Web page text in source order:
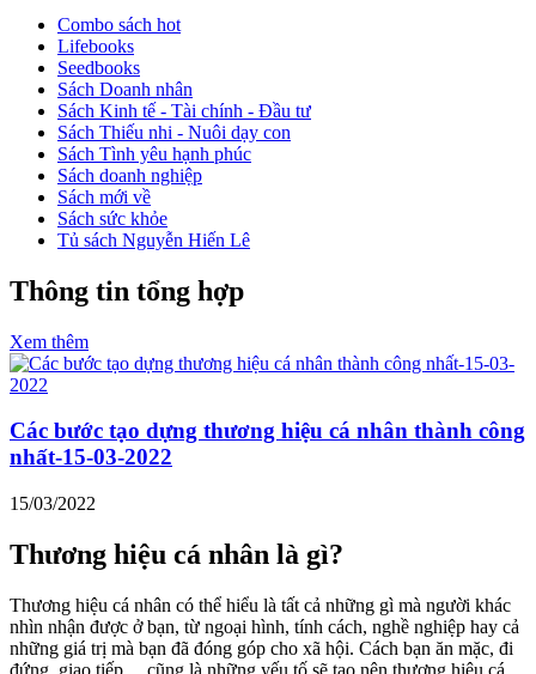
Combo sách hot
Lifebooks
Seedbooks
Sách Doanh nhân
Sách Kinh tế - Tài chính - Đầu tư
Sách Thiếu nhi - Nuôi dạy con
Sách Tình yêu hạnh phúc
Sách doanh nghiệp
Sách mới về
Sách sức khỏe
Tủ sách Nguyễn Hiến Lê
Thông tin tổng hợp
Xem thêm
Các bước tạo dựng thương hiệu cá nhân thành công
nhất-15-03-2022
15/03/2022
Thương hiệu cá nhân là gì?
Thương hiệu cá nhân có thể hiểu là tất cả những gì mà người khác
nhìn nhận được ở bạn, từ ngoại hình, tính cách, nghề nghiệp hay cả
những giá trị mà bạn đã đóng góp cho xã hội. Cách bạn ăn mặc, đi
đứng, giao tiếp… cũng là những yếu tố sẽ tạo nên thương hiệu cá